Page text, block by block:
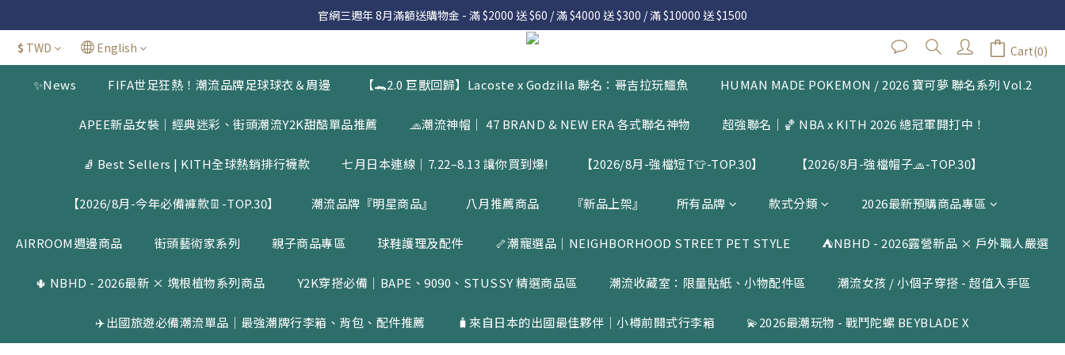
官網三週年 8月滿額送購物金 - 滿 $2000 送 $60 / 滿 $4000 送 $300 / 滿 $10000 送 $1500
官網三週年 8月滿額送購物金 - 滿 $2000 送 $60 / 滿 $4000 送 $300 / 滿 $10000 送 $1500
7.22 – 8.13 日本連線中，絕對讓你買到爆
$ TWD English Cart(0)
✨News FIFA世足狂熱！潮流品牌足球球衣＆周邊 【🐊2.0 巨獸回歸】Lacoste x Godzilla 聯名：哥吉拉玩鱷魚 HUMAN MADE POKEMON / 2026 寶可夢 聯名系列 Vol.2
APEE新品女裝｜經典迷彩、街頭潮流Y2K甜酷單品推薦 🧢潮流神帽｜ 47 BRAND & NEW ERA 各式聯名神物 超強聯名｜🏀 NBA x KITH 2026 總冠軍開打中！
🧦 Best Sellers | KITH全球熱銷排行襪款 七月日本連線｜7.22–8.13 讓你買到爆! 【2026/8月-強檔短T👕-TOP.30】 【2026/8月-強檔帽子🧢-TOP.30】
【2026/8月-今年必備褲款👖-TOP.30】 潮流品牌『明星商品』 八月推薦商品 『新品上架』 所有品牌 款式分類 2026最新預購商品專區
AIRROOM週邊商品 街頭藝術家系列 親子商品專區 球鞋護理及配件 🦴潮寵選品｜NEIGHBORHOOD STREET PET STYLE ⛺️NBHD - 2026露營新品 × 戶外職人嚴選
🌵 NBHD - 2026最新 × 塊根植物系列商品 Y2K穿搭必備｜BAPE、9090、STUSSY 精選商品區 潮流收藏室：限量貼紙、小物配件區 潮流女孩 / 小個子穿搭 - 超值入手區
✈️出國旅遊必備潮流單品｜最強潮牌行李箱、背包、配件推薦 🧳來自日本的出國最佳夥伴｜小樽前開式行李箱 💫2026最潮玩物 - 戰鬥陀螺 BEYBLADE X